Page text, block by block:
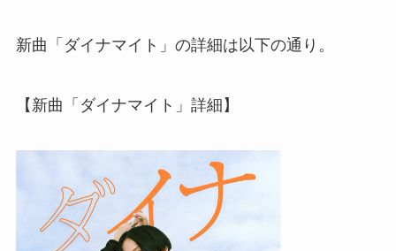
新曲「ダイナマイト」の詳細は以下の通り。
【新曲「ダイナマイト」詳細】